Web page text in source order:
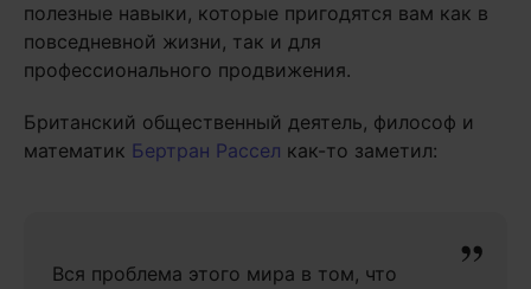
полезные навыки, которые пригодятся вам как в
повседневной жизни, так и для
профессионального продвижения.
Британский общественный деятель, философ и
математик Бертран Рассел как-то заметил:
Вся проблема этого мира в том, что